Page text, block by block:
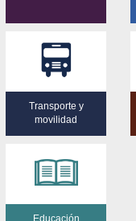
Transporte y
movilidad
Educación